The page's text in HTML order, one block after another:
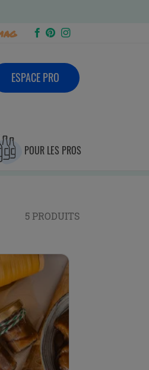
ESPACE PRO
POUR LES PROS
5 PRODUITS